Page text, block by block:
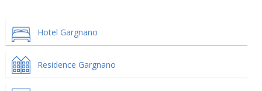
Hotel Gargnano
Residence Gargnano